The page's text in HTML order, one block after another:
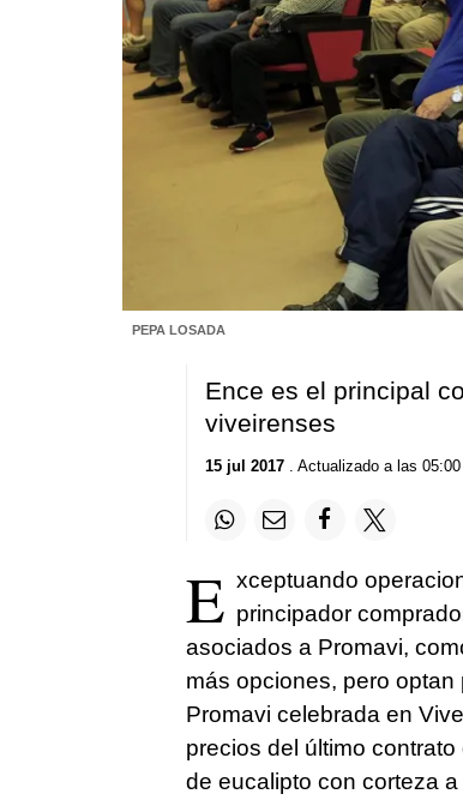
PEPA LOSADA
Ence es el principal
viveirenses
15 jul 2017. Actualizado a las 05:00
E xceptuando
principador
asociados a Promavi,
más opciones, pero
Promavi celebrada en
precios del último
de eucalipto con corteza